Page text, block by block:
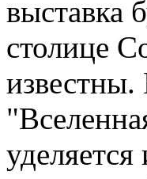
выставка
столице